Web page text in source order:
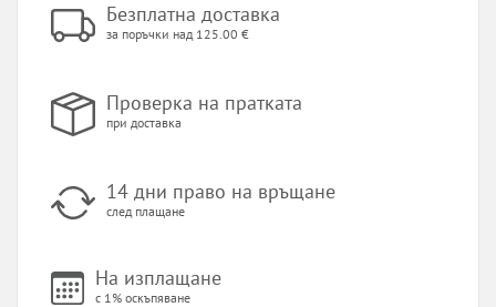
Безплатна доставка
за поръчки над 125.00 €
Проверка на пратката
при доставка
14 дни право на връщане
след плащане
На изплащане
с 1% оскъпяване